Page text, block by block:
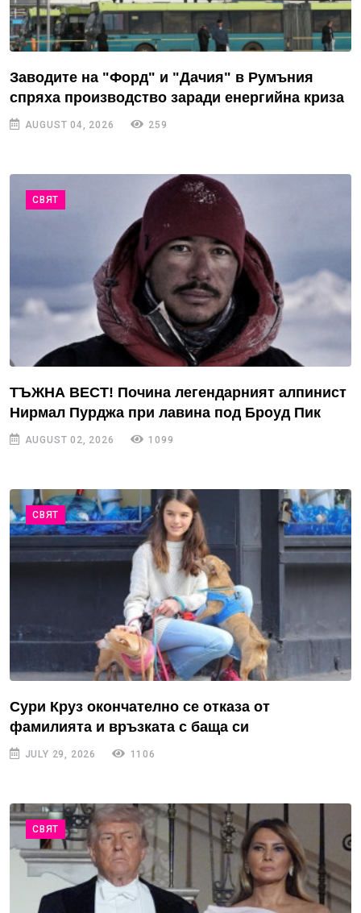
Заводите на "Форд" и "Дачия" в Румъния
спряха производство заради енергийна криза
AUGUST 04, 2026 259
СВЯТ
ТЪЖНА ВЕСТ! Почина легендарният алпинист
Нирмал Пурджа при лавина под Броуд Пик
AUGUST 02, 2026 1099
СВЯТ
Сури Круз окончателно се отказа от
фамилията и връзката с баща си
JULY 29, 2026 1106
СВЯТ